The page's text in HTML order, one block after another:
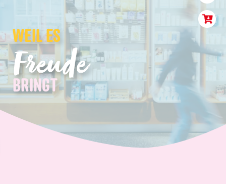
WEIL ES
Freude
BRINGT